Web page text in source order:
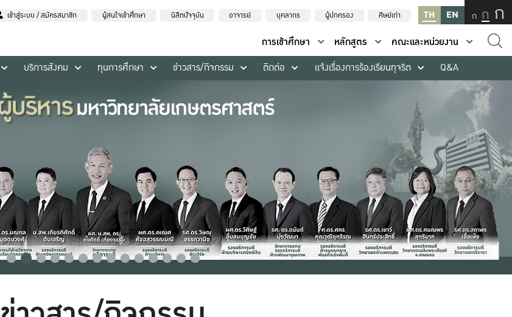
เข้าสู่ระบบ / สมัครสมาชิก ผู้สนใจเข้าศึกษา นิสิตปัจจุบัน อาจารย์ บุคลากร ผู้ปกครอง ศิษย์เก่า TH EN ก ก ก
การเข้าศึกษา หลักสูตร
คณะและหน่วยงาน
บริการสังคม ทุนการศึกษา ข่าวสาร/กิจกรรม ติดต่อ แจ้งเรื่องการร้องเรียนทุจริต Q&A